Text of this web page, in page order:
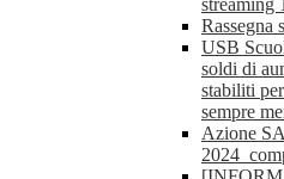
streaming
Rassegna
USB
soldi di
stabiliti
sempre
Azione